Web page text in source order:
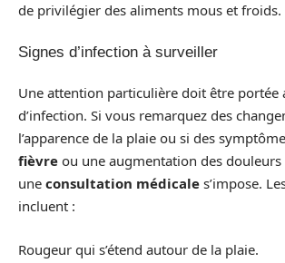
de privilégier des aliments mous et froids.
Signes d’infection à surveiller
Une attention particulière doit être portée
d’infection. Si vous remarquez des
l’apparence de la plaie ou si des
fièvre ou une augmentation des douleurs
une consultation médicale s’impose.
incluent :
Rougeur qui s’étend autour de la plaie.